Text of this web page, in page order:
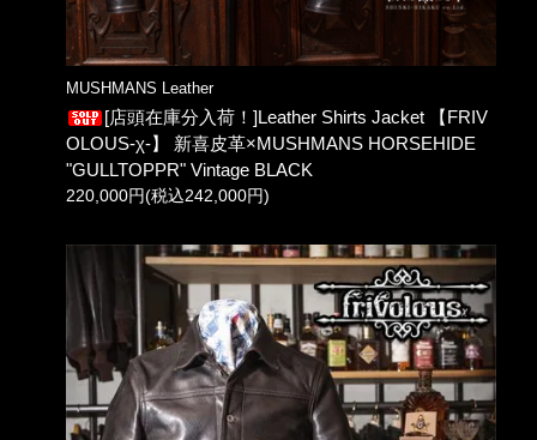
MUSHMANS Leather
[店頭在庫分入荷！]Leather Shirts Jacket 【FRIV
OLOUS-χ-】 新喜皮革×MUSHMANS HORSEHIDE
"GULLTOPPR" Vintage BLACK
220,000円(税込242,000円)